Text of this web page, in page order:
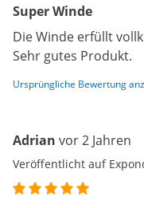
Super Winde
Die Winde erfüllt
Sehr gutes Produkt.
Ursprüngliche Bewertung
Adrian vor 2 Jahren
Veröffentlicht auf